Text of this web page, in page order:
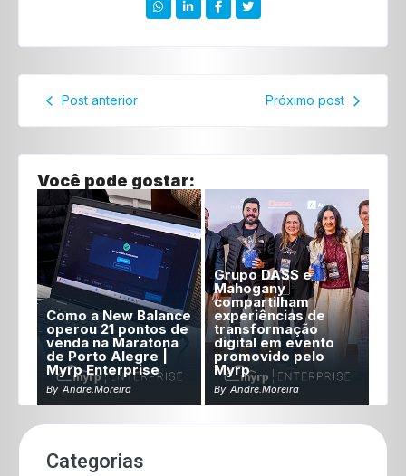
Post anterior Próximo post
Você pode gostar:
Como a New Balance
operou 21 pontos de
venda na Maratona
de Porto Alegre |
Myrp Enterprise
By Andre.moreira
Grupo DASS e
Mahogany
compartilham
experiências de
transformação
digital em evento
promovido pelo
Myrp
By Andre.moreira
Categorias